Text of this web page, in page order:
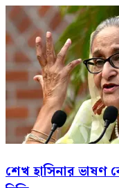
শেখ হাসিনার ভাষণ